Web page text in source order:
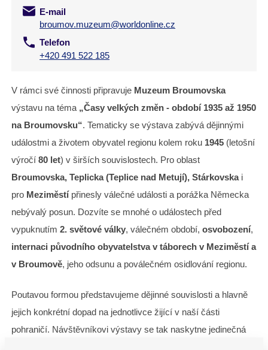
E-mail
broumov.muzeum@worldonline.cz
Telefon
+420 491 522 185
V rámci své činnosti připravuje Muzeum Broumovska
výstavu na téma „Časy velkých změn - období 1935 až 1950
na Broumovsku“. Tematicky se výstava zabývá dějinnými
událostmi a životem obyvatel regionu kolem roku 1945 (letošní
výročí 80 let) v širších souvislostech. Pro oblast
Broumovska, Teplicka (Teplice nad Metují), Stárkovskai
pro Meziměstípřinesly válečné události a porážka Německa
nebývalý posun. Dozvíte se mnohé o událostech před
vypuknutím 2. světové války, válečném období, osvobození,
internaci původního obyvatelstva v táborech v Meziměstí a
v Broumově, jeho odsunu a poválečném osidlování regionu.
Poutavou formou představujeme dějinné souvislosti a hlavně
jejich konkrétní dopad na jednotlivce žijící v naší části
pohraničí. Návštěvníkovi výstavy se tak naskytne jedinečná